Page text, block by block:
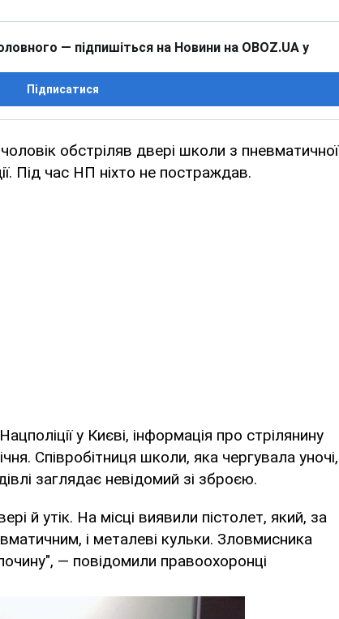
— підпишіться на Новини на OBOZ.UA у
Підписатися
обстріляв двері школи з пневматичної
Під час НП ніхто не постраждав.
у Києві, інформація про стрілянину
Співробітниця школи, яка чергувала уночі,
заглядає невідомий зі зброєю.
й утік. На місці виявили пістолет, який, за
і металеві кульки. Зловмисника
— повідомили правоохоронці